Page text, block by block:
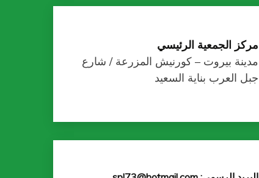
مركز الجمعية الرئيسي
مدينة بيروت – كورنيش المزرعة / شارع
جبل العرب بناية السعيد